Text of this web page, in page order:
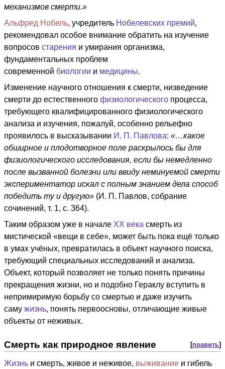
механизмов смерти.»
Альфред Нобель, учредитель Нобелевских премий,
рекомендовал особое внимание обратить на изучение
вопросов старения и умирания организма,
фундаментальных проблем
современной биологии и медицины.
Изменение научного отношения к смерти, низведение
смерти до естественного физиологического процесса,
требующего квалифицированного физиологического
анализа и изучения, пожалуй, особенно рельефно
проявилось в высказывании И. П. Павлова: «…какое
обширное и плодотворное поле раскрылось бы для
физиологического исследования, если бы немедленно
после вызванной болезни или ввиду неминуемой смерти
экспериментатор искал с полным знанием дела способ
победить ту и другую» (И. П. Павлов, собрание
сочинений, т. 1, с. 364).
Таким образом уже в начале XX века смерть из
мистической «вещи в себе», может быть пока ещё только
в умах учёных, превратилась в объект научного поиска,
требующий специальных исследований и анализа.
Объект, который позволяет не только понять причины
прекращения жизни, но и подобно Гераклу вступить в
непримиримую борьбу со смертью и даже изучить
саму жизнь, понять первоосновы, отличающие живые
объекты от неживых.
[править]
Смерть как природное явление
Жизнь и смерть, живое и неживое, выживание и гибель